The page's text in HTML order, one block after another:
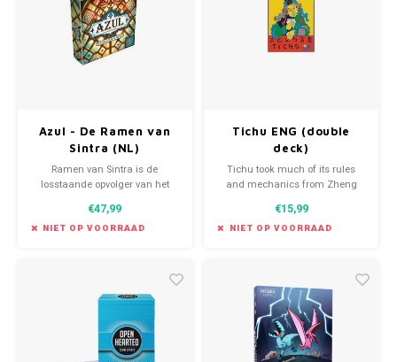
Azul - De Ramen van
Sintra (NL)
Ramen van Sintra is de
losstaande opvolger van het
€47,99
NIET OP VOORRAAD
Tichu ENG (double
deck)
Tichu took much of its rules
and mechanics from Zheng
card game, and the object of
play is to rid yourself of your
€15,99
NIET OP VOORRAAD